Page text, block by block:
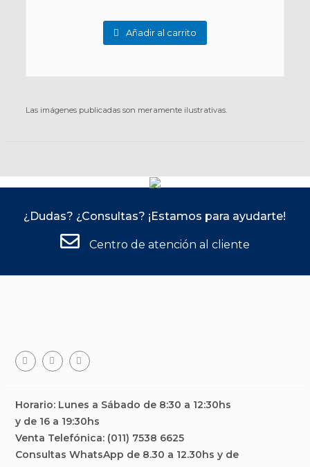
Añadir al carrito
Las imágenes publicadas son meramente ilustrativas.
¿Dudas? ¿Consultas? ¡Estamos para ayudarte!
Centro de atención al cliente
Horario: Lunes a Sábado de 8:30 a 12:30hs
y de 16 a 19:30hs
Venta Telefónica: (011) 7538 6625
Consultas WhatsApp de 8.30 a 12.30hs y de